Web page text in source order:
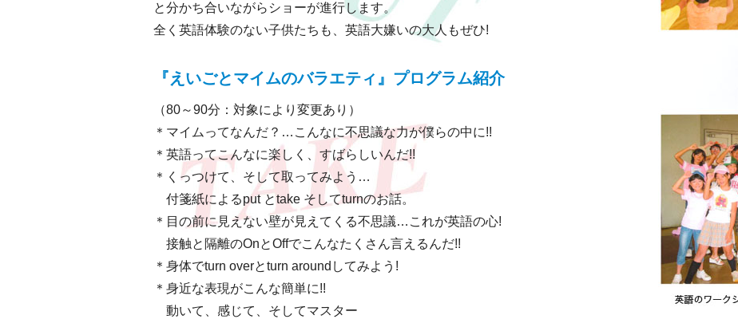
と分かち合いながらショーが進行します。
全く英語体験のない子供たちも、英語大嫌いの大人もぜひ!
『えいごとマイムのバラエティ』プログラム紹介
（80～90分：対象により変更あり）
＊マイムってなんだ？…こんなに不思議な力が僕らの中に!!
＊英語ってこんなに楽しく、すばらしいんだ!!
＊くっつけて、そして取ってみよう…
付箋紙によるput とtake そしてturnのお話。
＊目の前に見えない壁が見えてくる不思議…これが英語の心!
接触と隔離のOnとOffでこんなたくさん言えるんだ!!
＊身体でturn overとturn aroundしてみよう!
＊身近な表現がこんな簡単に!!
動いて、感じて、そしてマスター